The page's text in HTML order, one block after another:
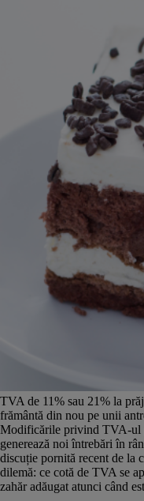
TVA de 11% sau 21% la
frământă din nou pe unii
Modificările privind TVA-ul
generează noi întrebări în
discuție pornită recent de la
dilemă: ce cotă de TVA se
zahăr adăugat atunci când